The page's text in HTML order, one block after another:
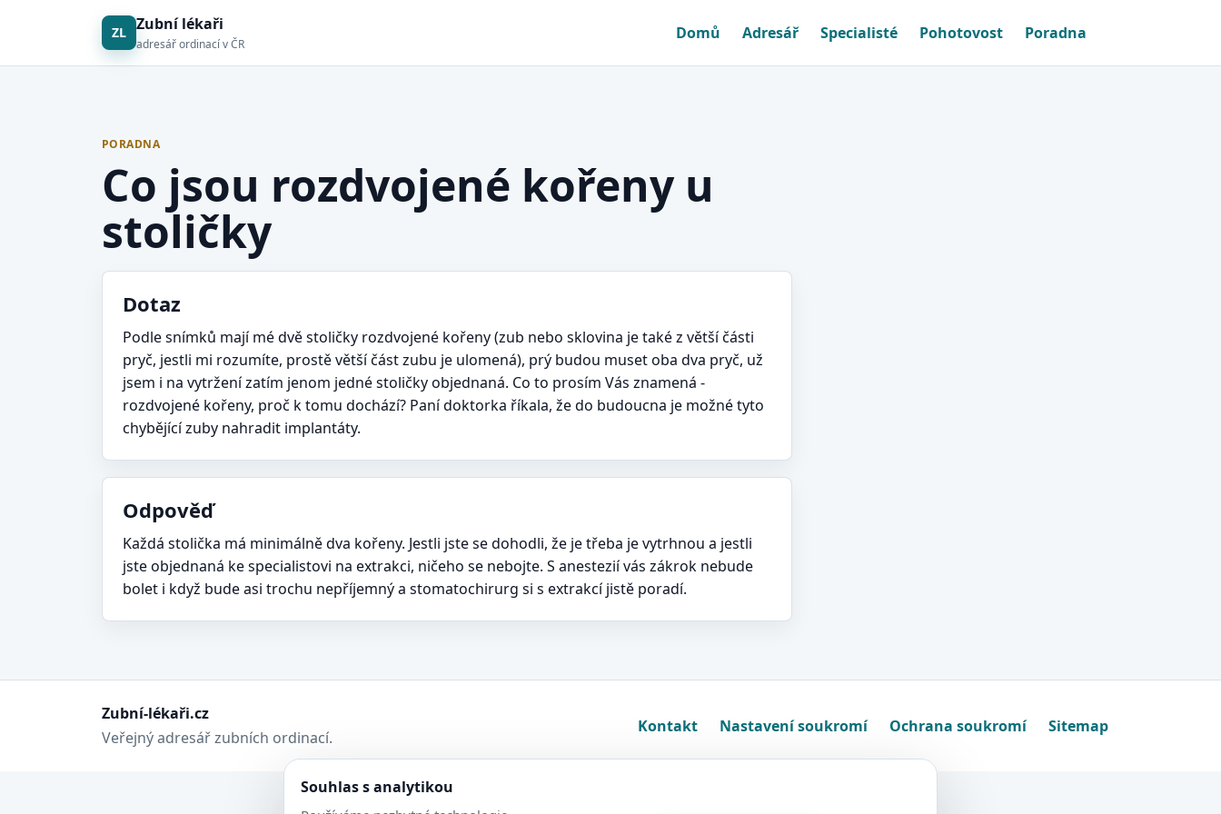
ZL Zubní lékaři
adresář ordinací v ČR
Domů Adresář Specialisté Pohotovost Poradna
PORADNA
Co jsou rozdvojené kořeny u
stoličky
Dotaz
Podle snímků mají mé dvě stoličky rozdvojené kořeny (zub nebo sklovina je také z větší části
pryč, jestli mi rozumíte, prostě větší část zubu je ulomená), prý budou muset oba dva pryč, už
jsem i na vytržení zatím jenom jedné stoličky objednaná. Co to prosím Vás znamená -
rozdvojené kořeny, proč k tomu dochází? Paní doktorka říkala, že do budoucna je možné tyto
chybějící zuby nahradit implantáty.
Odpověď
Každá stolička má minimálně dva kořeny. Jestli jste se dohodli, že je třeba je vytrhnou a jestli
jste objednaná ke specialistovi na extrakci, ničeho se nebojte. S anestezií vás zákrok nebude
bolet i když bude asi trochu nepříjemný a stomatochirurg si s extrakcí jistě poradí.
Zubní-lékaři.cz
Veřejný adresář zubních ordinací.
Kontakt Nastavení soukromí Ochrana soukromí Sitemap
Souhlas s analytikou